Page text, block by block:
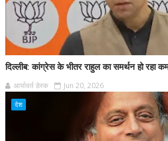
दिल्लीब: कांग्रेस के भीतर राहुल का समर्थन हो रहा
आर्यावर्त डेस्क Jun 20, 2026
देश